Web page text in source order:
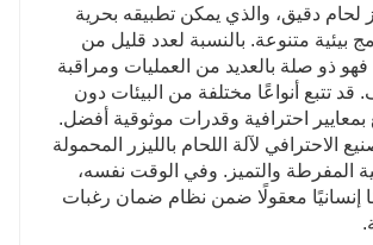
آلة اللحام بالليزر، بدون محطة
مواد منخفضة، استهلاك منخفض للطاقة
منخفضة للمعدات. في نفس بيئة العمل،
الكثير من الوقت في صيانة طاولة اللحام.
معدات ضبط الليزر اليدوية عن طريق
لحام دقيق، والذي يمكن تطبيقه بحرية
بيئية متنوعة. بالنسبة لعدد قليل من
فهو ذو صلة بالعديد من العمليات ومراقبة
قد تتبع أنواعًا مختلفة من البيئات دون
احترافية وقدرات موثوقية أفضل.
الاحترافي لآلة اللحام بالليزر المحمولة
المفرطة والتميز. وفي الوقت نفسه،
إنسانيًا معقولًا ضمن نظام ضمان رغبات